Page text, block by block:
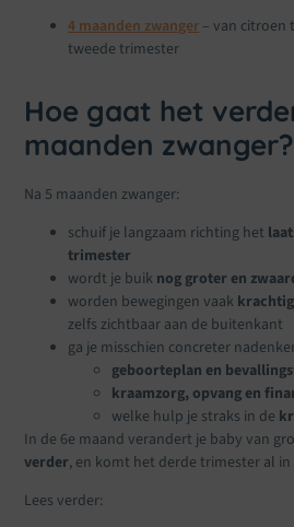
4 maanden zwanger – van citroen
tweede trimester
Hoe gaat het
maanden zwanger?
Na 5 maanden zwanger:
schuif je langzaam richting het
trimester
wordt je buik nog groter en
worden bewegingen vaak
zelfs zichtbaar aan de buitenkant
ga je misschien concreter
geboorteplan en
kraamzorg, opvang en
welke hulp je straks in de
In de 6e maand verandert je baby van
verder, en komt het derde trimester al in
Lees verder: